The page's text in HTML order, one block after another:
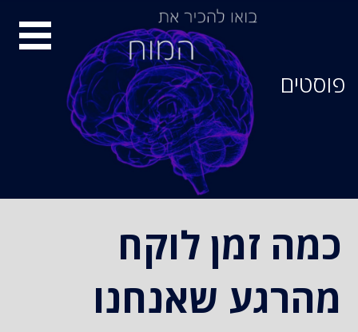
פוסטים
כמה זמן לוקח
מהרגע שאנחנו